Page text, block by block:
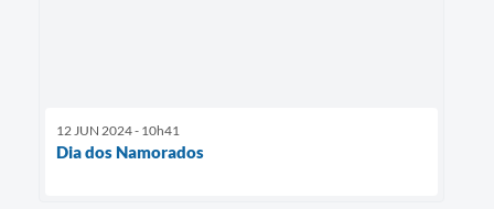
12 JUN 2024 - 10h41
Dia dos Namorados